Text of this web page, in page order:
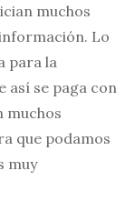
muchos
Lo
para la
así se paga con
muchos
que podamos
muy